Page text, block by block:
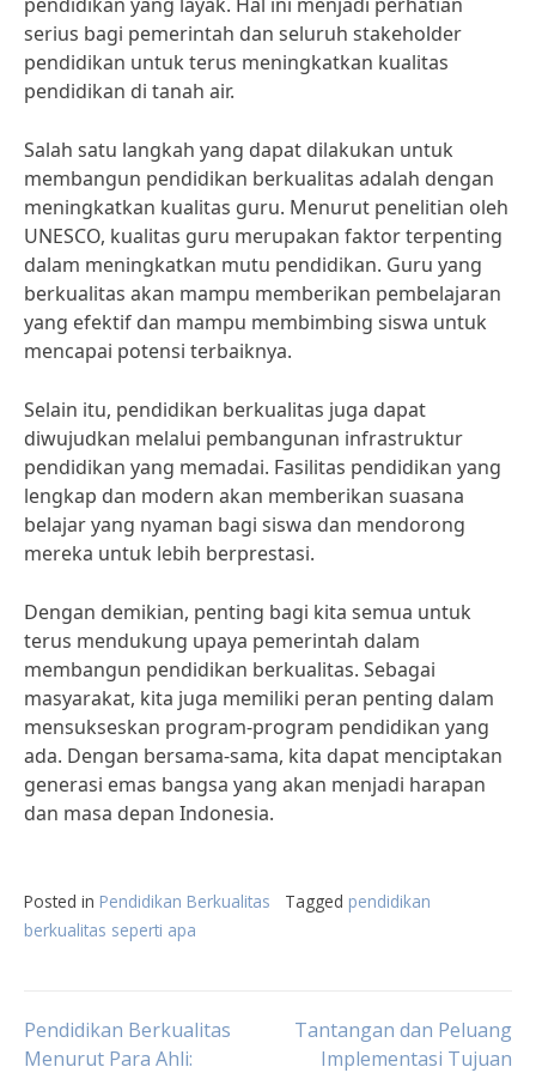
serius bagi pemerintah dan seluruh stakeholder
pendidikan untuk terus meningkatkan kualitas
pendidikan di tanah air.
Salah satu langkah yang dapat dilakukan untuk
membangun pendidikan berkualitas adalah dengan
meningkatkan kualitas guru. Menurut penelitian oleh
UNESCO, kualitas guru merupakan faktor terpenting
dalam meningkatkan mutu pendidikan. Guru yang
berkualitas akan mampu memberikan pembelajaran
yang efektif dan mampu membimbing siswa untuk
mencapai potensi terbaiknya.
Selain itu, pendidikan berkualitas juga dapat
diwujudkan melalui pembangunan infrastruktur
pendidikan yang memadai. Fasilitas pendidikan yang
lengkap dan modern akan memberikan suasana
belajar yang nyaman bagi siswa dan mendorong
mereka untuk lebih berprestasi.
Dengan demikian, penting bagi kita semua untuk
terus mendukung upaya pemerintah dalam
membangun pendidikan berkualitas. Sebagai
masyarakat, kita juga memiliki peran penting dalam
mensukseskan program-program pendidikan yang
ada. Dengan bersama-sama, kita dapat menciptakan
generasi emas bangsa yang akan menjadi harapan
dan masa depan Indonesia.
Posted in Pendidikan Berkualitas Tagged pendidikan
berkualitas seperti apa
Post
Pendidikan Berkualitas
Menurut Para Ahli:
Tantangan dan Peluang
Implementasi Tujuan